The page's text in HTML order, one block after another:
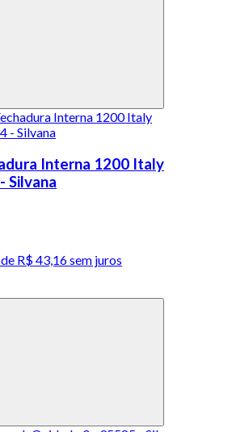
Interna 1200 Italy
Silvana
R$ 43,16 sem juros